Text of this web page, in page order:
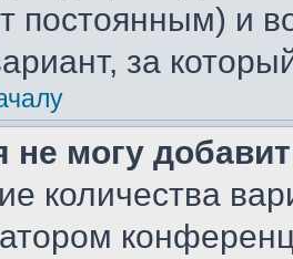
постоянным) и
за
не могу
количества